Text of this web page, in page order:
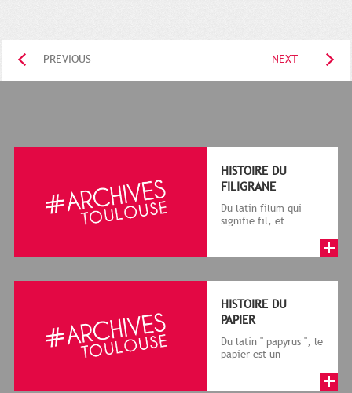
PREVIOUS NEXT
HISTOIRE DU
FILIGRANE
Du latin filum qui
signifie fil, et
le cadre de la f...
HISTOIRE DU
PAPIER
Du latin " papyrus ", le
papier est un